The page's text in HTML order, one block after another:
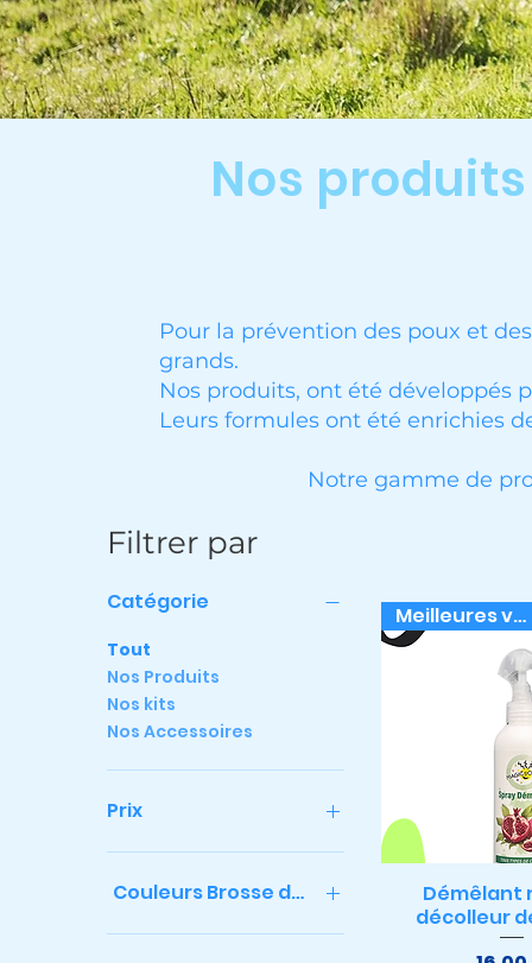
Nos
Pour la prévention des poux et
grands.
Nos produits, ont été développés
Leurs formules ont été enrichies
Notre gamme de
Filtrer par
Catégorie
Tout
Nos Produits
Nos kits
Nos Accessoires
Prix
3 € 79 €
Couleurs Brosse démêlante Aperçu
Meilleures ventes
Démêlant
décolleur